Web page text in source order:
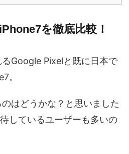
を徹底比較！
Google Pixelと既に日本で
。
はどうかな？と思いました
しているユーザーも多いの